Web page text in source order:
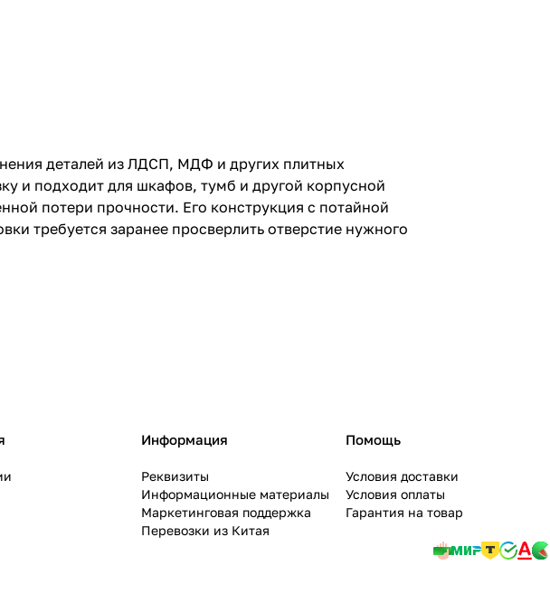
деталей из ЛДСП, МДФ и других плитных
и подходит для шкафов, тумб и другой корпусной
потери прочности. Его конструкция с потайной
требуется заранее просверлить отверстие нужного
Информация
Реквизиты
Информационные материалы
Маркетинговая поддержка
Перевозки из Китая
Помощь
Условия доставки
Условия оплаты
Гарантия на товар